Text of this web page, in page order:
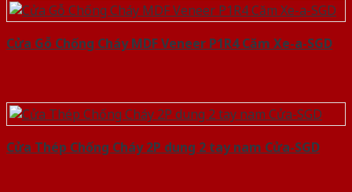
Cửa Gỗ Chống Cháy MDF Veneer P1R4 Căm Xe-a-SGD
Cửa Thép Chống Cháy 2P dung 2 tay nam Cửa-SGD